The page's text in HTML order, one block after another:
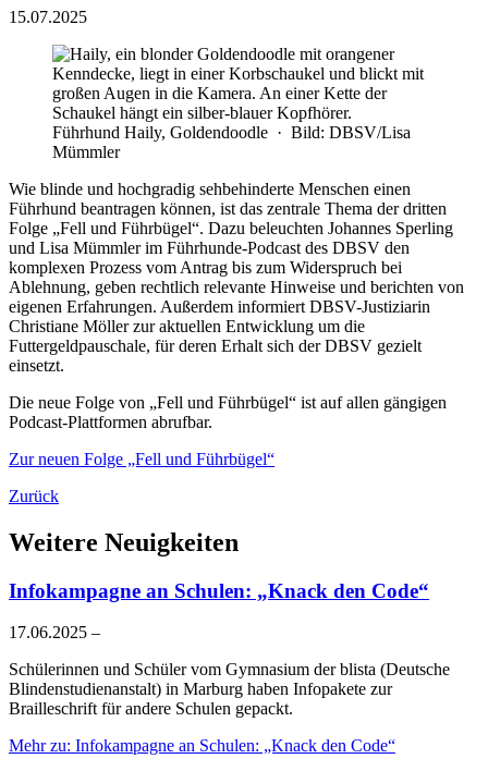
15.07.2025
Führhund Haily, Goldendoodle · Bild: DBSV/Lisa
Mümmler
Wie blinde und hochgradig sehbehinderte Menschen einen
Führhund beantragen können, ist das zentrale Thema der dritten
Folge „Fell und Führbügel“. Dazu beleuchten Johannes Sperling
und Lisa Mümmler im Führhunde-Podcast des DBSV den
komplexen Prozess vom Antrag bis zum Widerspruch bei
Ablehnung, geben rechtlich relevante Hinweise und berichten von
eigenen Erfahrungen. Außerdem informiert DBSV-Justiziarin
Christiane Möller zur aktuellen Entwicklung um die
Futtergeldpauschale, für deren Erhalt sich der DBSV gezielt
einsetzt.
Die neue Folge von „Fell und Führbügel“ ist auf allen gängigen
Podcast-Plattformen abrufbar.
Zur neuen Folge „Fell und Führbügel“
Zurück
Weitere Neuigkeiten
Infokampagne an Schulen: „Knack den Code“
17.06.2025 –
Schülerinnen und Schüler vom Gymnasium der blista (Deutsche
Blindenstudienanstalt) in Marburg haben Infopakete zur
Brailleschrift für andere Schulen gepackt.
Mehrzu: Infokampagne an Schulen: „Knack den Code“